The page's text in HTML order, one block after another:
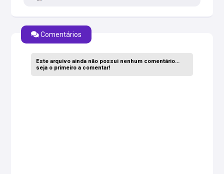
Comentários
Este arquivo ainda não possui nenhum comentário...
seja o primeiro a comentar!